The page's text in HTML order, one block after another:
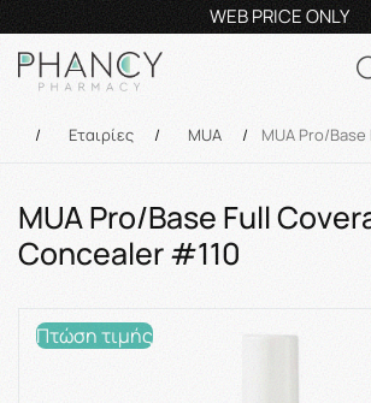
Τηλεφωνικές Παραγγελίες: 23210
/ Εταιρίες / MUA / MUA Pro/
MUA Pro/Base Full
Concealer #110
Πτώση τιμής